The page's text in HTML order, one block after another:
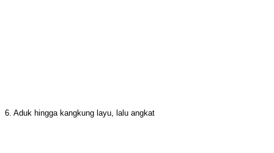
6. Aduk hingga kangkung layu, lalu angkat